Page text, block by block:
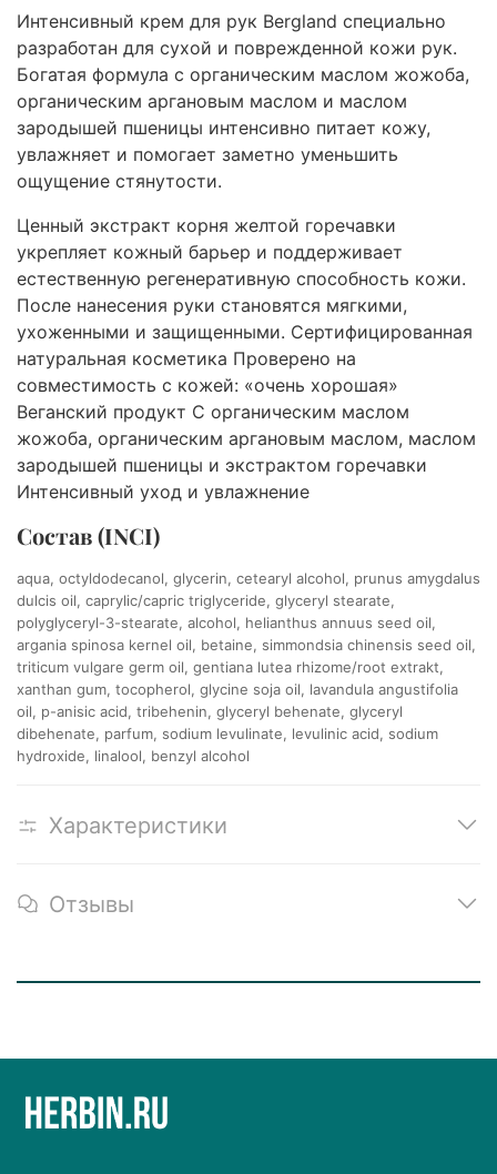
Интенсивный крем для рук Bergland специально
разработан для сухой и поврежденной кожи рук.
Богатая формула с органическим маслом жожоба,
органическим аргановым маслом и маслом
зародышей пшеницы интенсивно питает кожу,
увлажняет и помогает заметно уменьшить
ощущение стянутости.
Ценный экстракт корня желтой горечавки
укрепляет кожный барьер и поддерживает
естественную регенеративную способность кожи.
После нанесения руки становятся мягкими,
ухоженными и защищенными. Сертифицированная
натуральная косметика Проверено на
совместимость с кожей: «очень хорошая»
Веганский продукт С органическим маслом
жожоба, органическим аргановым маслом, маслом
зародышей пшеницы и экстрактом горечавки
Интенсивный уход и увлажнение
Состав (INCI)
aqua, octyldodecanol, glycerin, cetearyl alcohol, prunus amygdalus
dulcis oil, caprylic/capric triglyceride, glyceryl stearate,
polyglyceryl-3-stearate, alcohol, helianthus annuus seed oil,
argania spinosa kernel oil, betaine, simmondsia chinensis seed oil,
triticum vulgare germ oil, gentiana lutea rhizome/root extrakt,
xanthan gum, tocopherol, glycine soja oil, lavandula angustifolia
oil, p-anisic acid, tribehenin, glyceryl behenate, glyceryl
dibehenate, parfum, sodium levulinate, levulinic acid, sodium
hydroxide, linalool, benzyl alcohol
Характеристики
Отзывы